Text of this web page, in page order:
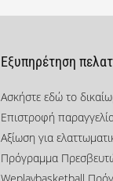
Εξυπηρέτηση
Ασκήστε εδώ το
Επιστροφή
Αξίωση για
Πρόγραμμα